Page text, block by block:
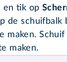
en tik op
de
maken.
maken.